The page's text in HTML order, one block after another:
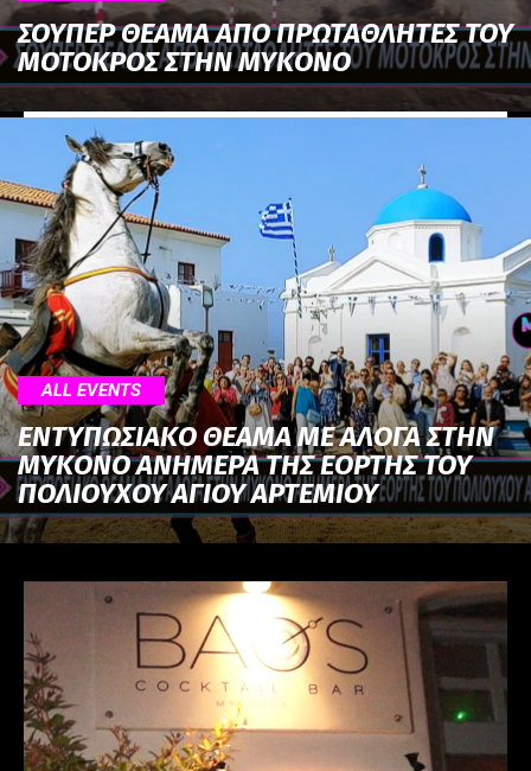
ΣΟΥΠΕΡ ΘΕΑΜΑ ΑΠΟ ΠΡΩΤΑΘΛΗΤΕΣ ΤΟΥ
ΜΟΤΟΚΡΟΣ ΣΤΗΝ ΜΥΚΟΝΟ
ALL EVENTS
ΕΝΤΥΠΩΣΙΑΚΟ ΘΕΑΜΑ ΜΕ ΑΛΟΓΑ ΣΤΗΝ
ΜΥΚΟΝΟ ΑΝΗΜΕΡΑ ΤΗΣ ΕΟΡΤΗΣ ΤΟΥ
ΠΟΛΙΟΥΧΟΥ ΑΓΙΟΥ ΑΡΤΕΜΙΟΥ